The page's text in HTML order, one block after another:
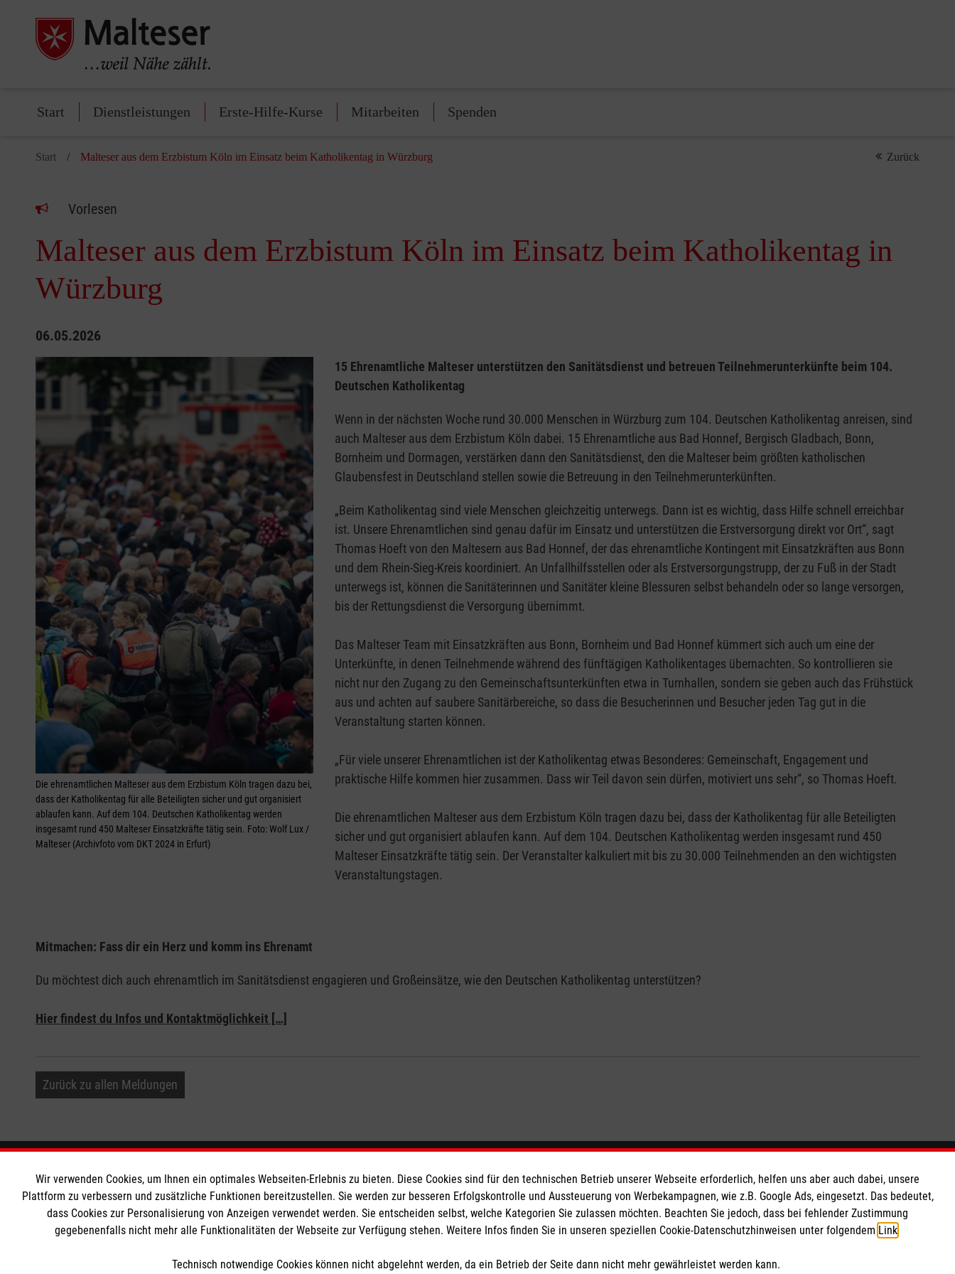
Start Dienstleistungen Erste-Hilfe-Kurse Mitarbeiten Spenden
Start Malteser aus dem Erzbistum Köln im Einsatz beim Katholikentag in Würzburg Zurück
Vorlesen
Malteser aus dem Erzbistum Köln im Einsatz beim Katholikentag in
Würzburg
06.05.2026
Die ehrenamtlichen Malteser aus dem Erzbistum Köln tragen dazu bei,
dass der Katholikentag für alle Beteiligten sicher und gut organisiert
ablaufen kann. Auf dem 104. Deutschen Katholikentag werden
insgesamt rund 450 Malteser Einsatzkräfte tätig sein. Foto: Wolf Lux /
Malteser (Archivfoto vom DKT 2024 in Erfurt)
15 Ehrenamtliche Malteser unterstützen den Sanitätsdienst und betreuen Teilnehmerunterkünfte beim 104.
Deutschen Katholikentag
Wenn in der nächsten Woche rund 30.000 Menschen in Würzburg zum 104. Deutschen Katholikentag anreisen, sind
auch Malteser aus dem Erzbistum Köln dabei. 15 Ehrenamtliche aus Bad Honnef, Bergisch Gladbach, Bonn,
Bornheim und Dormagen, verstärken dann den Sanitätsdienst, den die Malteser beim größten katholischen
Glaubensfest in Deutschland stellen sowie die Betreuung in den Teilnehmerunterkünften.
„Beim Katholikentag sind viele Menschen gleichzeitig unterwegs. Dann ist es wichtig, dass Hilfe schnell erreichbar
ist. Unsere Ehrenamtlichen sind genau dafür im Einsatz und unterstützen die Erstversorgung direkt vor Ort“, sagt
Thomas Hoeft von den Maltesern aus Bad Honnef, der das ehrenamtliche Kontingent mit Einsatzkräften aus Bonn
und dem Rhein-Sieg-Kreis koordiniert. An Unfallhilfsstellen oder als Erstversorgungstrupp, der zu Fuß in der Stadt
unterwegs ist, können die Sanitäterinnen und Sanitäter kleine Blessuren selbst behandeln oder so lange versorgen,
bis der Rettungsdienst die Versorgung übernimmt.
Das Malteser Team mit Einsatzkräften aus Bonn, Bornheim und Bad Honnef kümmert sich auch um eine der
Unterkünfte, in denen Teilnehmende während des fünftägigen Katholikentages übernachten. So kontrollieren sie
nicht nur den Zugang zu den Gemeinschaftsunterkünften etwa in Turnhallen, sondern sie geben auch das Frühstück
aus und achten auf saubere Sanitärbereiche, so dass die Besucherinnen und Besucher jeden Tag gut in die
Veranstaltung starten können.
„Für viele unserer Ehrenamtlichen ist der Katholikentag etwas Besonderes: Gemeinschaft, Engagement und
praktische Hilfe kommen hier zusammen. Dass wir Teil davon sein dürfen, motiviert uns sehr“, so Thomas Hoeft.
Die ehrenamtlichen Malteser aus dem Erzbistum Köln tragen dazu bei, dass der Katholikentag für alle Beteiligten
sicher und gut organisiert ablaufen kann. Auf dem 104. Deutschen Katholikentag werden insgesamt rund 450
Malteser Einsatzkräfte tätig sein. Der Veranstalter kalkuliert mit bis zu 30.000 Teilnehmenden an den wichtigsten
Veranstaltungstagen.
Mitmachen: Fass dir ein Herz und komm ins Ehrenamt
Du möchtest dich auch ehrenamtlich im Sanitätsdienst engagieren und Großeinsätze, wie den Deutschen Katholikentag unterstützen?
Hier findest du Infos und Kontaktmöglichkeit […]
Zurück zu allen Meldungen
Informationen
Impressum
Datenschutz
Die Malteser
Malteser in Deutschland
Malteserorden
Spendenkonto
Empfänger: Malteser Hilfsdienst e.V.
Bank: Pax-Bank für Kirche und Caritas eG
So finden Sie uns
Frankenforster Straße 21
51427 Bergisch Gladbach
Wir verwenden Cookies, um Ihnen ein optimales Webseiten-Erlebnis zu bieten. Diese Cookies sind für den technischen Betrieb unserer Webseite erforderlich, helfen uns aber auch dabei, unsere
Plattform zu verbessern und zusätzliche Funktionen bereitzustellen. Sie werden zur besseren Erfolgskontrolle und Aussteuerung von Werbekampagnen, wie z.B. Google Ads, eingesetzt. Das bedeutet,
dass Cookies zur Personalisierung von Anzeigen verwendet werden. Sie entscheiden selbst, welche Kategorien Sie zulassen möchten. Beachten Sie jedoch, dass bei fehlender Zustimmung
gegebenenfalls nicht mehr alle Funktionalitäten der Webseite zur Verfügung stehen. Weitere Infos finden Sie in unseren speziellen Cookie-Datenschutzhinweisen unter folgendem Link
Technisch notwendige Cookies können nicht abgelehnt werden, da ein Betrieb der Seite dann nicht mehr gewährleistet werden kann.